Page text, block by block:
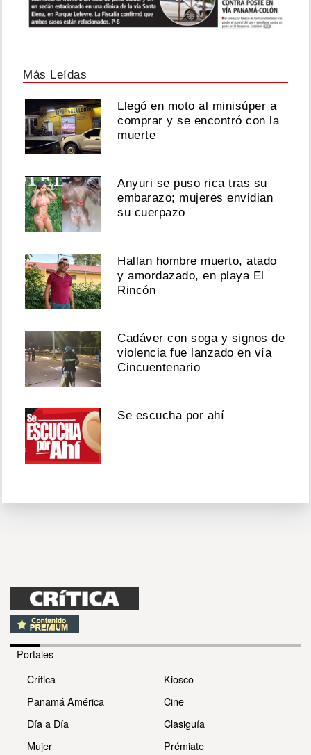
Más Leídas
Llegó en moto al minisúper a
comprar y se encontró con la
muerte
Anyuri se puso rica tras su
embarazo; mujeres envidian
su cuerpazo
Hallan hombre muerto, atado
y amordazado, en playa El
Rincón
Cadáver con soga y signos de
violencia fue lanzado en vía
Cincuentenario
Se escucha por ahí
- Portales -
Crítica
Panamá América
Día a Día
Mujer
Kiosco
Cine
Clasiguía
Prémiate